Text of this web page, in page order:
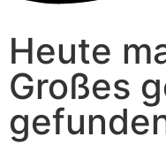
Heute
Großes